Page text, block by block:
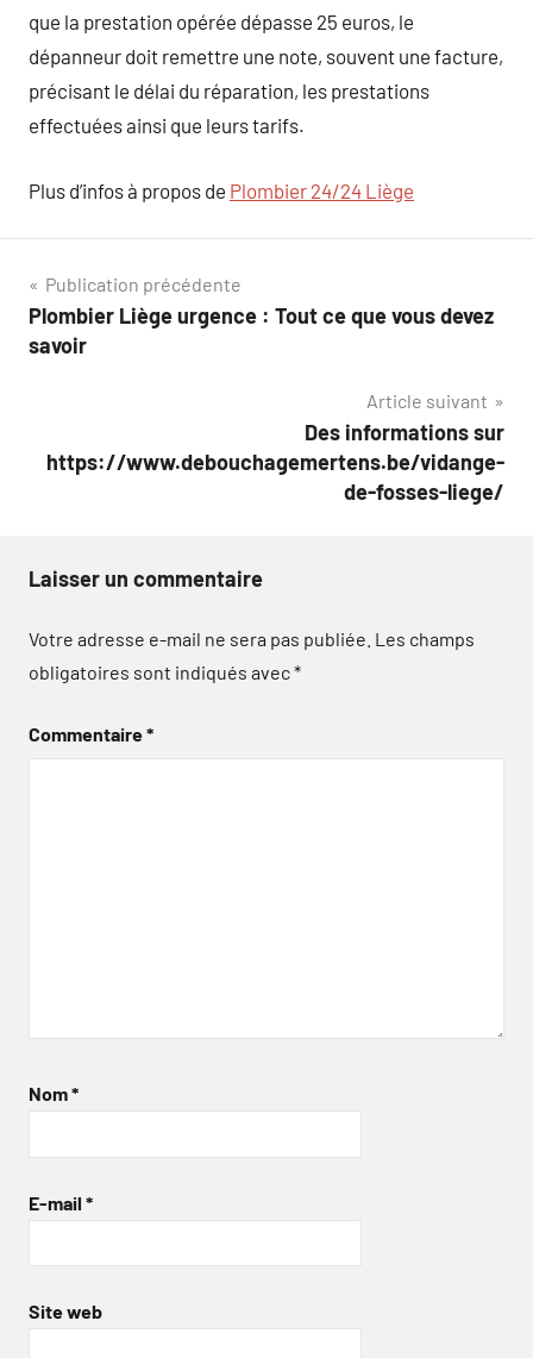
que la prestation opérée dépasse 25 euros, le
dépanneur doit remettre une note, souvent une facture,
précisant le délai du réparation, les prestations
effectuées ainsi que leurs tarifs.
Plus d’infos à propos de Plombier 24/24 Liège
Navigation
de
Publication précédente
Plombier Liège urgence : Tout ce que vous devez
savoir
Article suivant
Des informations sur
https://www.debouchagemertens.be/vidange-
de-fosses-liege/
Laisser un commentaire
Votre adresse e-mail ne sera pas publiée. Les champs
obligatoires sont indiqués avec*
Commentaire*
Nom*
E-mail *
Site web